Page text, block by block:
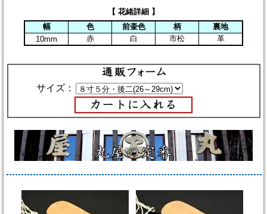
【 花緒詳細 】
幅
色 前壷色 柄
裏地
10mm
赤 白 市松 革
サイズ：